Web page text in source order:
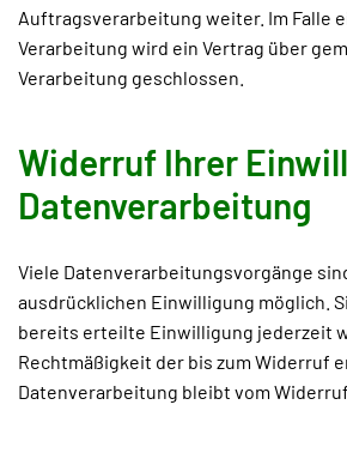
Auftragsverarbeitung weiter. Im Falle
Verarbeitung wird ein Vertrag über
Verarbeitung geschlossen.
Widerruf Ihrer
Datenverarbeitung
Viele Datenverarbeitungsvorgänge
ausdrücklichen Einwilligung möglich.
bereits erteilte Einwilligung jederzeit
Rechtmäßigkeit der bis zum Widerruf
Datenverarbeitung bleibt vom